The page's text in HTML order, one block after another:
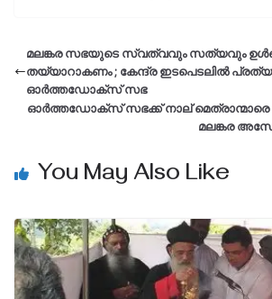
മലങ്കര സഭയുടെ സ്വത്വവും സത്യവും
തയ്യാറാകണം ; കേന്ദ്ര ഇടപെടലിൽ പ്രത്യാശ
ഓർത്തഡോക്സ് സഭ
ഓർത്തഡോക്സ് സഭക്ക് നാല് മെത്രാന്മാരെ
മലങ്കര
You May Also Like